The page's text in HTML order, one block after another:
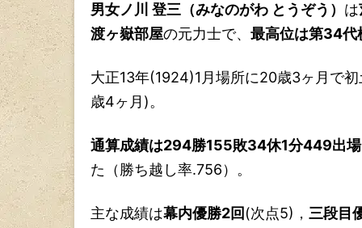
男女ノ川 登三（みなのがわ とうぞう） は
渡ヶ嶽部屋の元力士で、 最高位は第34代
大正13年(1924)1月場所に20歳3ヶ月で
歳4ヶ月)。
通算成績は294勝155敗34休1分449出
た（勝ち越し率.756）。
主な成績は幕内優勝2回 (次点5)， 三段目